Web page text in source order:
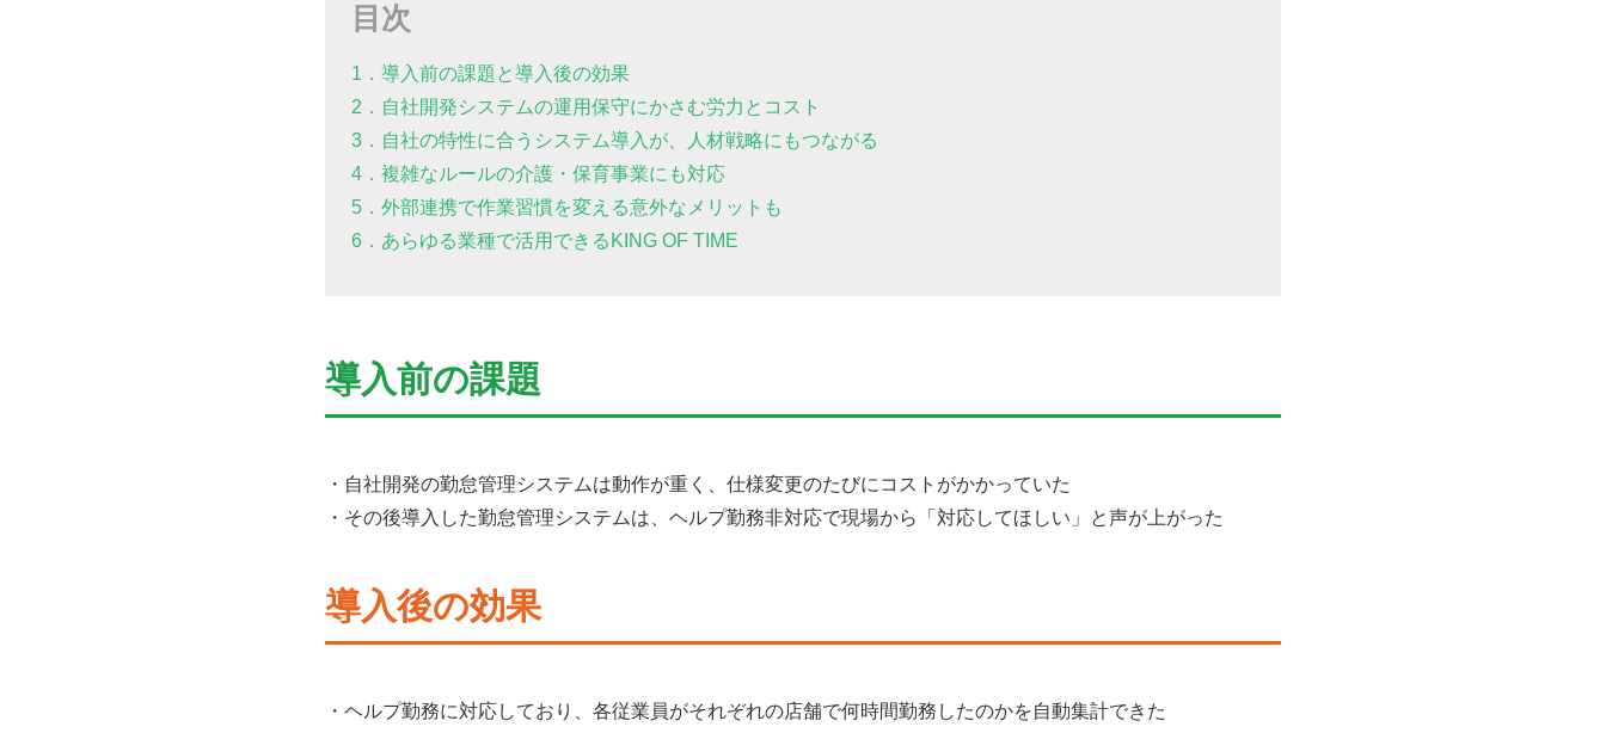
目次
1．導入前の課題と導入後の効果
2．自社開発システムの運用保守にかさむ労力とコスト
3．自社の特性に合うシステム導入が、人材戦略にもつながる
4．複雑なルールの介護・保育事業にも対応
5．外部連携で作業習慣を変える意外なメリットも
6．あらゆる業種で活用できるKING OF TIME
導入前の課題
・自社開発の勤怠管理システムは動作が重く、仕様変更のたびにコストがかかっていた
・その後導入した勤怠管理システムは、ヘルプ勤務非対応で現場から「対応してほしい」と声が上がった
導入後の効果
・ヘルプ勤務に対応しており、各従業員がそれぞれの店舗で何時間勤務したのかを自動集計できた